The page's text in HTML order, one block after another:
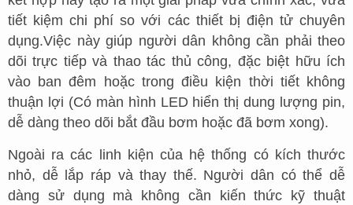
tiết kiệm chi phí so với các thiết bị điện tử chuyên
dụng.Việc này giúp người dân không cần phải theo
dõi trực tiếp và thao tác thủ công, đặc biệt hữu ích
vào ban đêm hoặc trong điều kiện thời tiết không
thuận lợi (Có màn hình LED hiển thị dung lượng pin,
dễ dàng theo dõi bắt đầu bơm hoặc đã bơm xong).
Ngoài ra các linh kiện của hệ thống có kích thước
nhỏ, dễ lắp ráp và thay thế. Người dân có thể dễ
dàng sử dụng mà không cần kiến thức kỹ thuật